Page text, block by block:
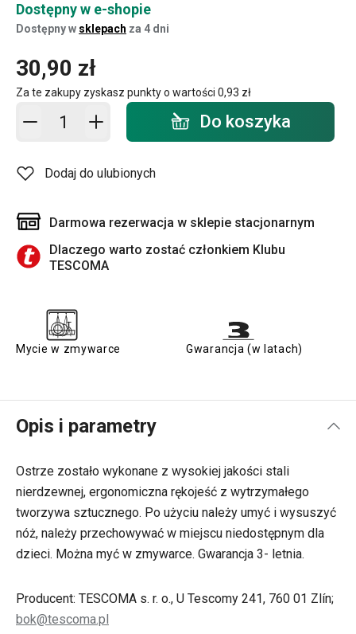
Dostępny w e-shopie
Dostępny w sklepach za 4 dni
30,90 zł
Za te zakupy zyskasz punkty o wartości 0,93 zł
Dodaj do koszyka - ilość Do koszyka
Dodaj do ulubionych
Darmowa rezerwacja w sklepie stacjonarnym
Dlaczego warto zostać członkiem Klubu
TESCOMA
Mycie w zmywarce Gwarancja (w latach)
Opis i parametry
Ostrze zostało wykonane z wysokiej jakości stali
nierdzewnej, ergonomiczna rękojeść z wytrzymałego
tworzywa sztucznego. Po użyciu należy umyć i wysuszyć
nóż, należy przechowywać w miejscu niedostępnym dla
dzieci. Można myć w zmywarce. Gwarancja 3- letnia.
Producent: TESCOMA s. r. o., U Tescomy 241, 760 01 Zlín;
bok@tescoma.pl